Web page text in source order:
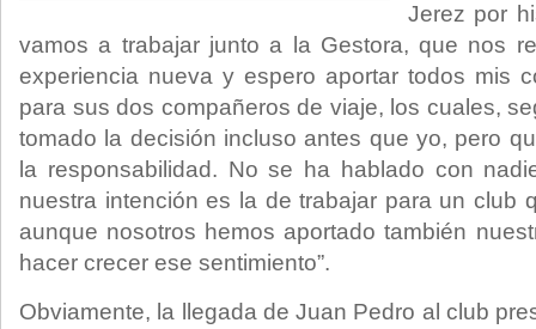
Jerez por
vamos a trabajar junto a la Gestora, que nos
experiencia nueva y espero aportar todos mis
para sus dos compañeros de viaje, los cuales,
tomado la decisión incluso antes que yo, pero
la responsabilidad. No se ha hablado con
nuestra intención es la de trabajar para un club
aunque nosotros hemos aportado también
hacer crecer ese sentimiento”.
Obviamente, la llegada de Juan Pedro al club